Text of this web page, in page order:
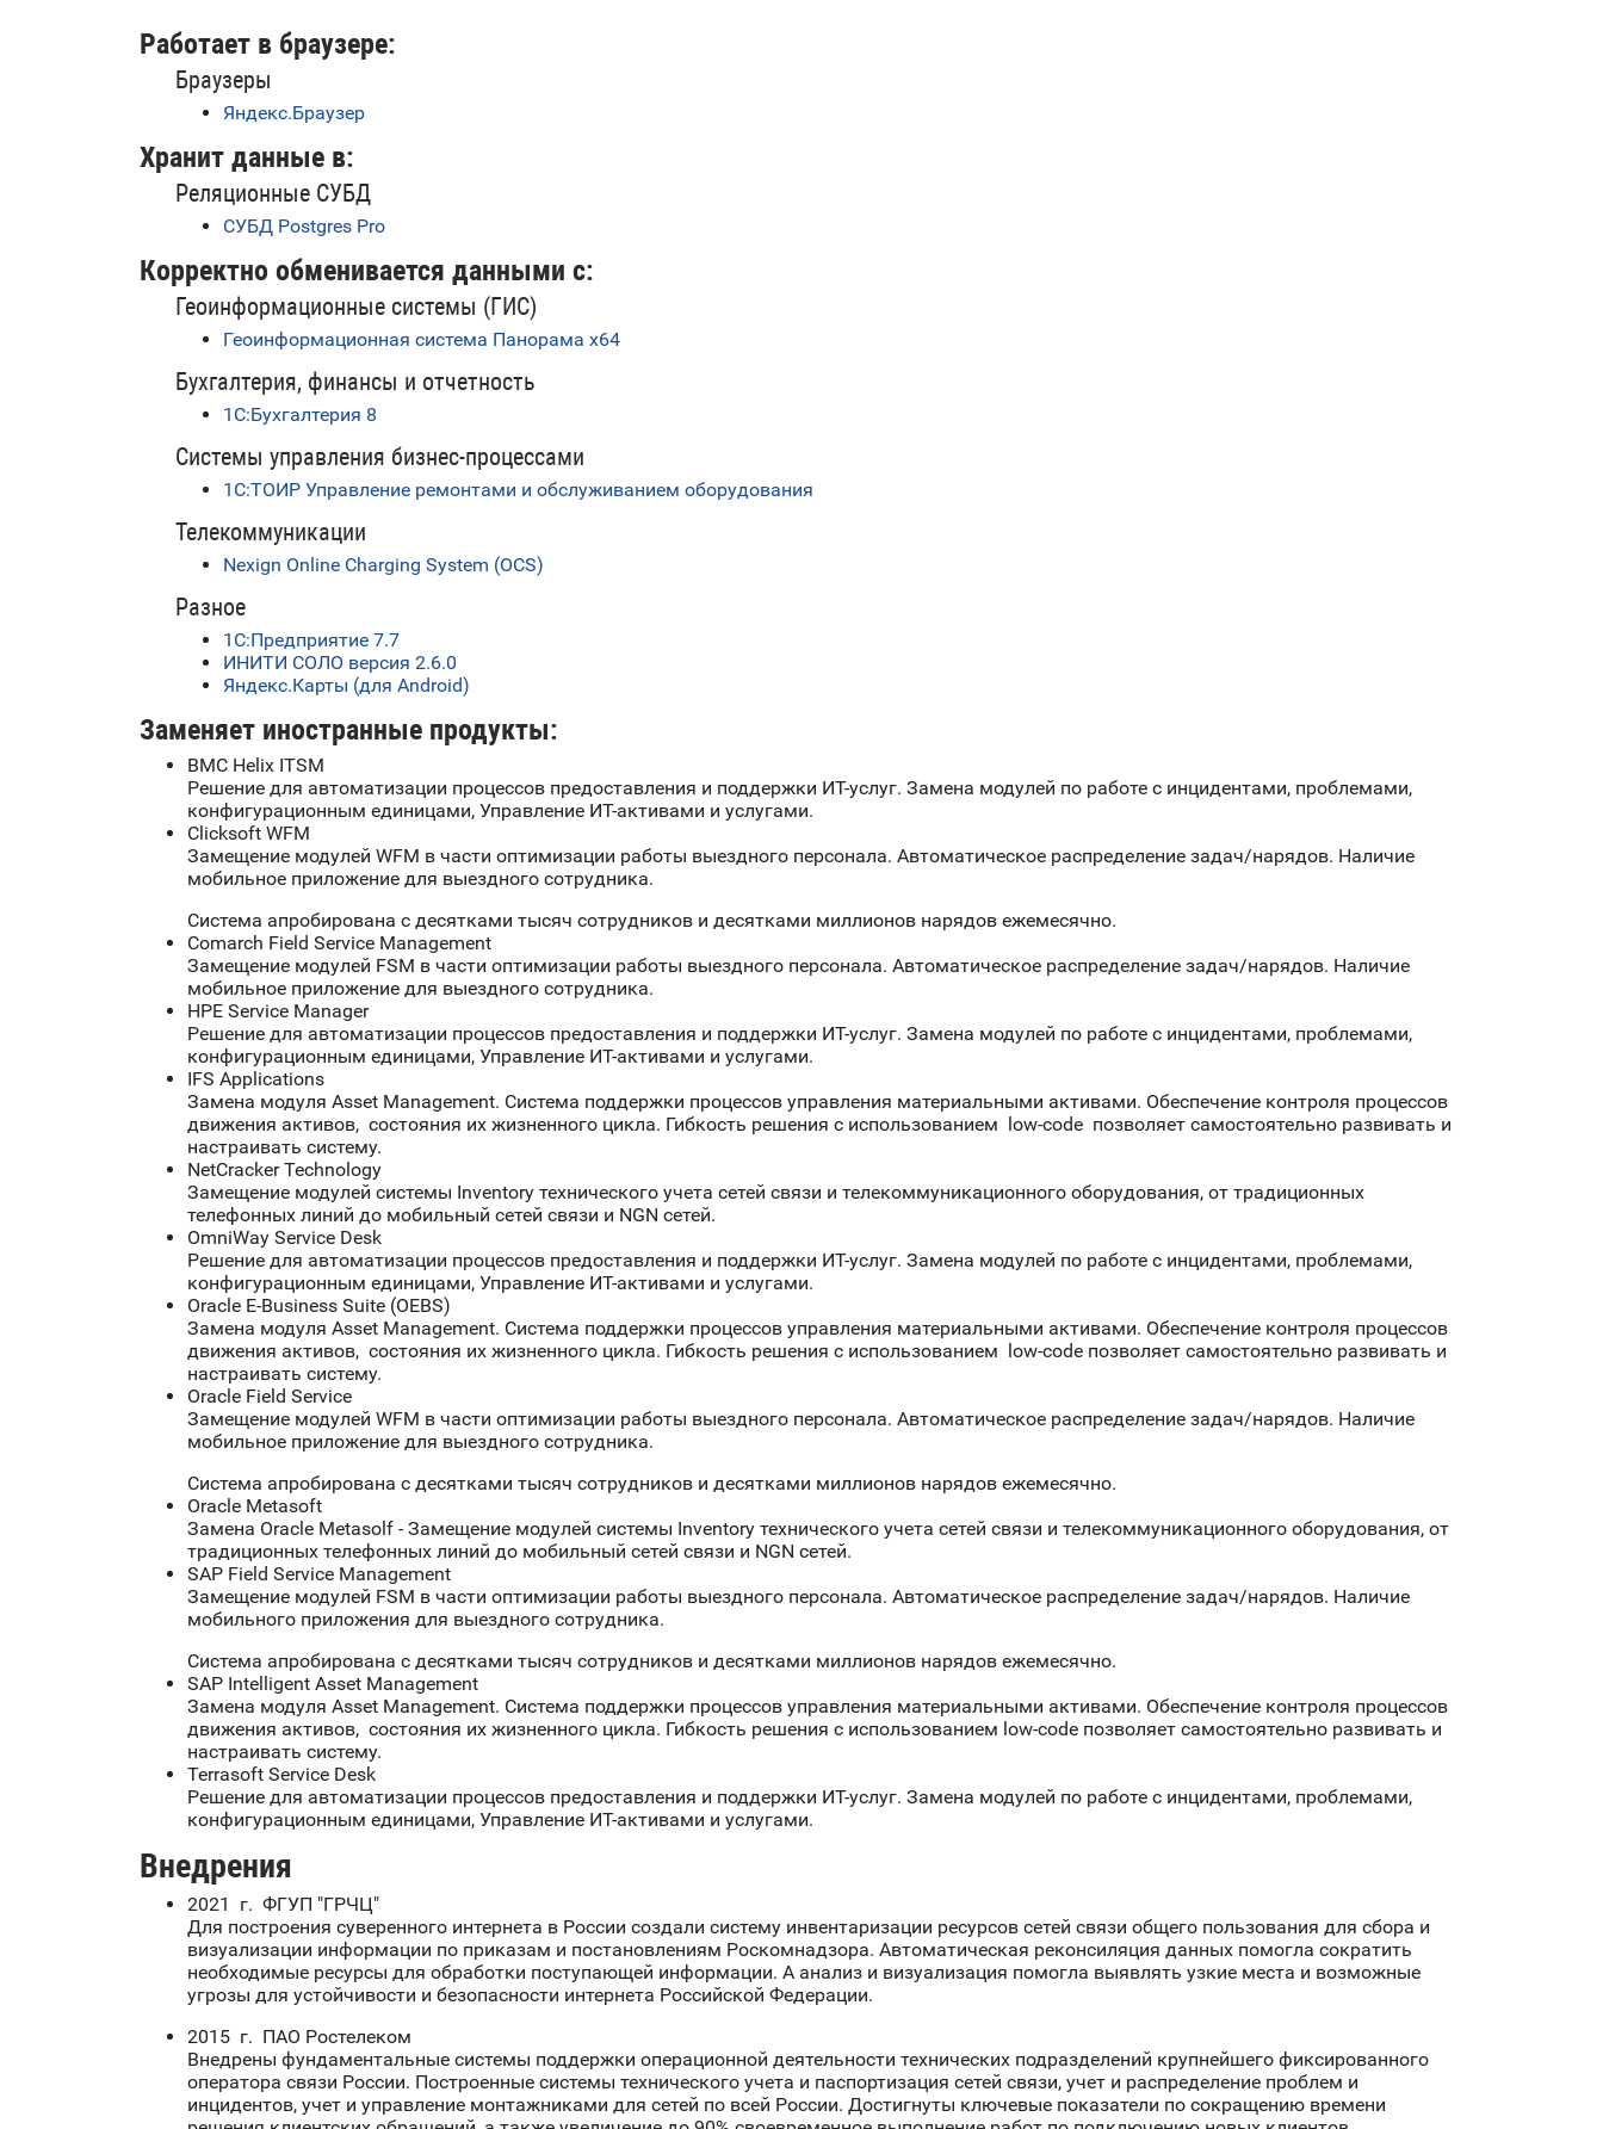
Работает в браузере:
Браузеры
Яндекс.Браузер
Хранит данные в:
Реляционные СУБД
СУБД Postgres Pro
Корректно обменивается данными с:
Геоинформационные системы (ГИС)
Геоинформационная система Панорама х64
Бухгалтерия, финансы и отчетность
1С:Бухгалтерия 8
Системы управления бизнес-процессами
1С:ТОИР Управление ремонтами и обслуживанием оборудования
Телекоммуникации
Nexign Online Charging System (OCS)
Разное
1С:Предприятие 7.7
ИНИТИ СОЛО версия 2.6.0
Яндекс.Карты (для Android)
Заменяет иностранные продукты:
BMC Helix ITSM
Решение для автоматизации процессов предоставления и поддержки ИТ-услуг. Замена модулей по работе с инцидентами, проблемами,
конфигурационным единицами, Управление ИТ-активами и услугами.
Clicksoft WFM
Замещение модулей WFM в части оптимизации работы выездного персонала. Автоматическое распределение задач/нарядов. Наличие
мобильное приложение для выездного сотрудника.
Система апробирована с десятками тысяч сотрудников и десятками миллионов нарядов ежемесячно.
Comarch Field Service Management
Замещение модулей FSM в части оптимизации работы выездного персонала. Автоматическое распределение задач/нарядов. Наличие
мобильное приложение для выездного сотрудника.
HPE Service Manager
Решение для автоматизации процессов предоставления и поддержки ИТ-услуг. Замена модулей по работе с инцидентами, проблемами,
конфигурационным единицами, Управление ИТ-активами и услугами.
IFS Applications
Замена модуля Asset Management. Система поддержки процессов управления материальными активами. Обеспечение контроля процессов
движения активов, состояния их жизненного цикла. Гибкость решения с использованием low-code позволяет самостоятельно развивать и
настраивать систему.
NetCracker Technology
Замещение модулей системы Inventory технического учета сетей связи и телекоммуникационного оборудования, от традиционных
телефонных линий до мобильный сетей связи и NGN сетей.
OmniWay Service Desk
Решение для автоматизации процессов предоставления и поддержки ИТ-услуг. Замена модулей по работе с инцидентами, проблемами,
конфигурационным единицами, Управление ИТ-активами и услугами.
Oracle E-Business Suite (OEBS)
Замена модуля Asset Management. Система поддержки процессов управления материальными активами. Обеспечение контроля процессов
движения активов, состояния их жизненного цикла. Гибкость решения с использованием low-code позволяет самостоятельно развивать и
настраивать систему.
Oracle Field Service
Замещение модулей WFM в части оптимизации работы выездного персонала. Автоматическое распределение задач/нарядов. Наличие
мобильное приложение для выездного сотрудника.
Система апробирована с десятками тысяч сотрудников и десятками миллионов нарядов ежемесячно.
Oracle Metasoft
Замена Oracle Metasolf - Замещение модулей системы Inventory технического учета сетей связи и телекоммуникационного оборудования, от
традиционных телефонных линий до мобильный сетей связи и NGN сетей.
SAP Field Service Management
Замещение модулей FSM в части оптимизации работы выездного персонала. Автоматическое распределение задач/нарядов. Наличие
мобильного приложения для выездного сотрудника.
Система апробирована с десятками тысяч сотрудников и десятками миллионов нарядов ежемесячно.
SAP Intelligent Asset Management
Замена модуля Asset Management. Система поддержки процессов управления материальными активами. Обеспечение контроля процессов
движения активов, состояния их жизненного цикла. Гибкость решения с использованием low-code позволяет самостоятельно развивать и
настраивать систему.
Terrasoft Service Desk
Решение для автоматизации процессов предоставления и поддержки ИТ-услуг. Замена модулей по работе с инцидентами, проблемами,
конфигурационным единицами, Управление ИТ-активами и услугами.
Внедрения
2021 г. ФГУП "ГРЧЦ"
Для построения суверенного интернета в России создали систему инвентаризации ресурсов сетей связи общего пользования для сбора и
визуализации информации по приказам и постановлениям Роскомнадзора. Автоматическая реконсиляция данных помогла сократить
необходимые ресурсы для обработки поступающей информации. А анализ и визуализация помогла выявлять узкие места и возможные
угрозы для устойчивости и безопасности интернета Российской Федерации.
2015 г. ПАО Ростелеком
Внедрены фундаментальные системы поддержки операционной деятельности технических подразделений крупнейшего фиксированного
оператора связи России. Построенные системы технического учета и паспортизация сетей связи, учет и распределение проблем и
инцидентов, учет и управление монтажниками для сетей по всей России. Достигнуты ключевые показатели по сокращению времени